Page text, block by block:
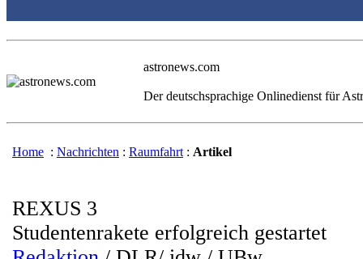
astronews.com
Der deutschsprachige Onlinedienst für
Home : Nachrichten : Raumfahrt : Artikel
REXUS 3
Studentenrakete erfolgreich gestartet